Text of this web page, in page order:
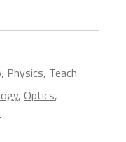
, Physics, Teach
, Optics,